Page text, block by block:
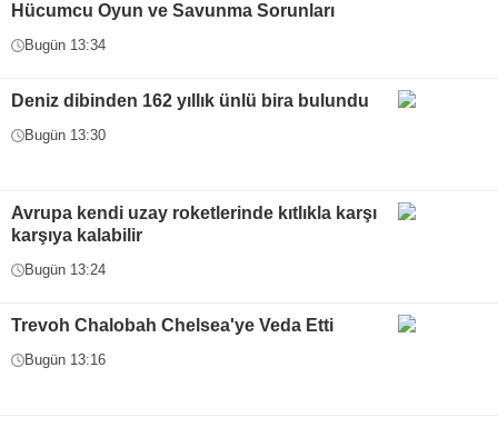
Hücumcu Oyun ve Savunma Sorunları
Bugün 13:34
Deniz dibinden 162 yıllık ünlü bira bulundu
Bugün 13:30
Avrupa kendi uzay roketlerinde kıtlıkla karşı
karşıya kalabilir
Bugün 13:24
Trevoh Chalobah Chelsea'ye Veda Etti
Bugün 13:16